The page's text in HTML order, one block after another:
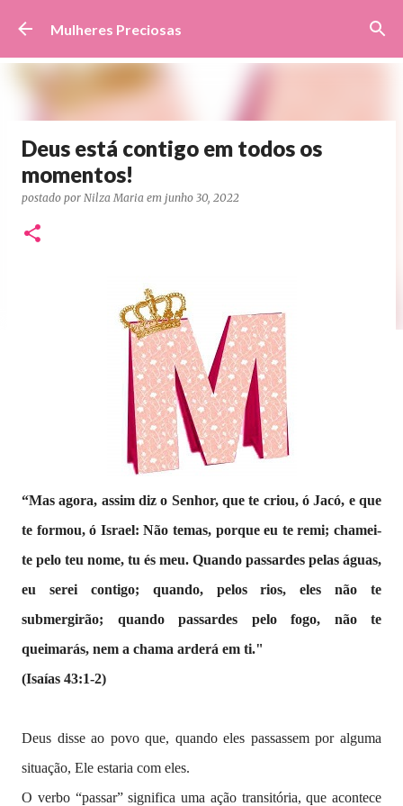
Pular para o conteúdo principal
Mulheres Preciosas
Deus está contigo em todos os
momentos!
postado por Nilza Maria em junho 30, 2022
“Mas agora, assim diz o Senhor, que te criou, ó Jacó, e que
te formou, ó Israel: Não temas, porque eu te remi; chamei-
te pelo teu nome, tu és meu. Quando passardes pelas águas,
eu serei contigo; quando, pelos rios, eles não te
submergirão; quando passardes pelo fogo, não te
queimarás, nem a chama arderá em ti."
(Isaías 43:1-2)
Deus disse ao povo que, quando eles passassem por alguma
situação, Ele estaria com eles.
O verbo “passar” significa uma ação transitória, que acontece